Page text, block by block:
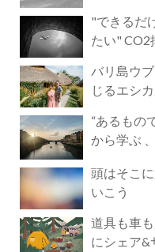
"できるだ
たい" CO2
バリ島ウ
じるエシ
“あるもの
から学ぶ
頭はそこ
いこう
道具も車
にシェア&